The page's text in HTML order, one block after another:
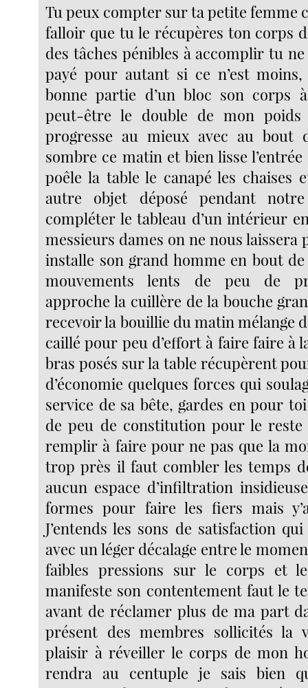
Tu peux compter sur ta petite femme
falloir que tu le récupères ton corps
des tâches pénibles à accomplir tu
payé pour autant si ce n’est
bonne partie d’un bloc son corps
peut-être le double de mon
progresse au mieux avec au bout
sombre ce matin et bien lisse
poêle la table le canapé les chaises
autre objet déposé pendant
compléter le tableau d’un intérieur
messieurs dames on ne nous laissera
installe son grand homme en bout
mouvements lents de peu de
approche la cuillère de la bouche
recevoir la bouillie du matin mélange
caillé pour peu d’effort à faire faire à
bras posés sur la table récupèrent
d’économie quelques forces qui
service de sa bête, gardes en pour
de peu de constitution pour le reste
remplir à faire pour ne pas que la
trop près il faut combler les temps
aucun espace d’infiltration
formes pour faire les fiers mais
J’entends les sons de satisfaction
avec un léger décalage entre le
faibles pressions sur le corps et
manifeste son contentement faut le
avant de réclamer plus de ma part
présent des membres sollicités la
plaisir à réveiller le corps de mon
rendra au centuple je sais bien